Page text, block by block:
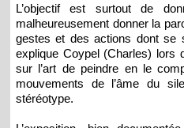
L’objectif est surtout de
malheureusement donner la
gestes et des actions dont se
explique Coypel (Charles) lors
sur l’art de peindre en le
mouvements de l’âme du
stéréotype.